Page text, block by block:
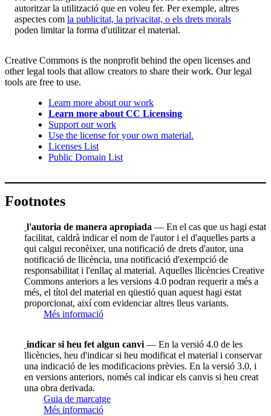
autoritzar la utilització que en voleu fer. Per exemple, altres
aspectes com la publicitat, la privacitat, o els drets morals
poden limitar la forma d'utilitzar el material.
Creative Commons is the nonprofit behind the open licenses and
other legal tools that allow creators to share their work. Our legal
tools are free to use.
Learn more about our work
Learn more about CC Licensing
Support our work
Use the license for your own material.
Licenses List
Public Domain List
Footnotes
l'autoria de manera apropiada — En el cas que us hagi estat
facilitat, caldrà indicar el nom de l'autor i el d'aquelles parts a
qui calgui reconèixer, una notificació de drets d'autor, una
notificació de llicència, una notificació d'exempció de
responsabilitat i l'enllaç al material. Aquelles llicències Creative
Commons anteriors a les versions 4.0 podran requerir a més a
més, el títol del material en qüestió quan aquest hagi estat
proporcionat, així com evidenciar altres lleus variants.
Més informació
indicar si heu fet algun canvi — En la versió 4.0 de les
llicències, heu d'indicar si heu modificat el material i conservar
una indicació de les modificacions prèvies. En la versió 3.0, i
en versions anteriors, només cal indicar els canvis si heu creat
una obra derivada.
Guia de marcatge
Més informació